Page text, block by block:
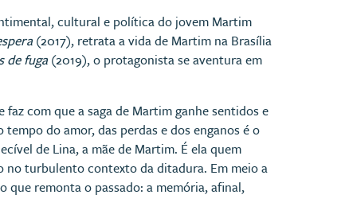
cultural e política do jovem Martim
(2017), retrata a vida de Martim na Brasília
de fuga(2019), o protagonista se aventura em
com que a saga de Martim ganhe sentidos e
do amor, das perdas e dos enganos é o
de Lina, a mãe de Martim. É ela quem
no turbulento contexto da ditadura. Em meio a
que remonta o passado: a memória, afinal,